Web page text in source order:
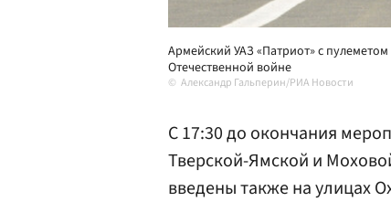
Армейский УАЗ «Патриот» с
Отечественной войне
Александр Гальперин/РИА Новости
С 17:30 до окончания
Тверской-Ямской и
введены также на улицах